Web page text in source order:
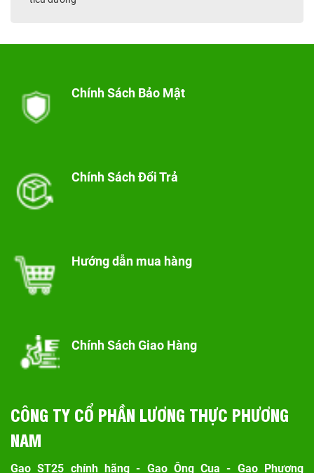
Chính Sách Bảo Mật
Chính Sách Đổi Trả
Hướng dẫn mua hàng
Chính Sách Giao Hàng
CÔNG TY CỔ PHẦN LƯƠNG THỰC PHƯƠNG
NAM
Gạo ST25 chính hãng - Gạo Ông Cua - Gạo Phương